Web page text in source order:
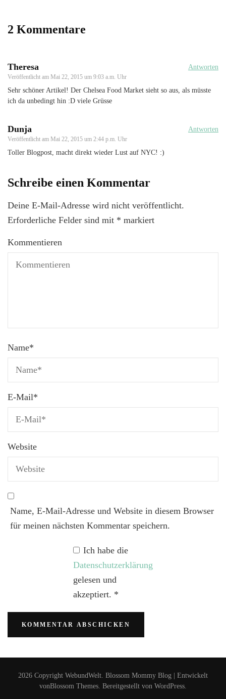
2 Kommentare
Theresa
Veröffentlicht am Mai 22, 2015 um 9:03 a.m. Uhr
Antworten
Sehr schöner Artikel! Der Chelsea Food Market sieht so aus, als müsste
ich da unbedingt hin :D viele Grüsse
Dunja
Veröffentlicht am Mai 22, 2015 um 2:44 p.m. Uhr
Antworten
Toller Blogpost, macht direkt wieder Lust auf NYC! :)
Schreibe einen Kommentar
Deine E-Mail-Adresse wird nicht veröffentlicht.
Erforderliche Felder sind mit * markiert
Kommentieren
Name*
E-Mail*
Website
Name, E-Mail-Adresse und Website in diesem Browser
für meinen nächsten Kommentar speichern.
Ich habe die
Datenschutzerklärung
gelesen und
akzeptiert. *
2026 Copyright WebundWelt. Blossom Mommy Blog | Entwickelt
vonBlossom Themes. Bereitgestellt von WordPress.